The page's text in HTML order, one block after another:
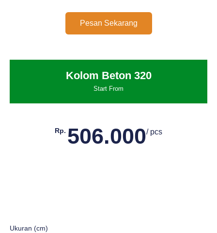
Pesan Sekarang
Kolom Beton 320
Start From
Rp. 506.000/ pcs
Ukuran (cm)